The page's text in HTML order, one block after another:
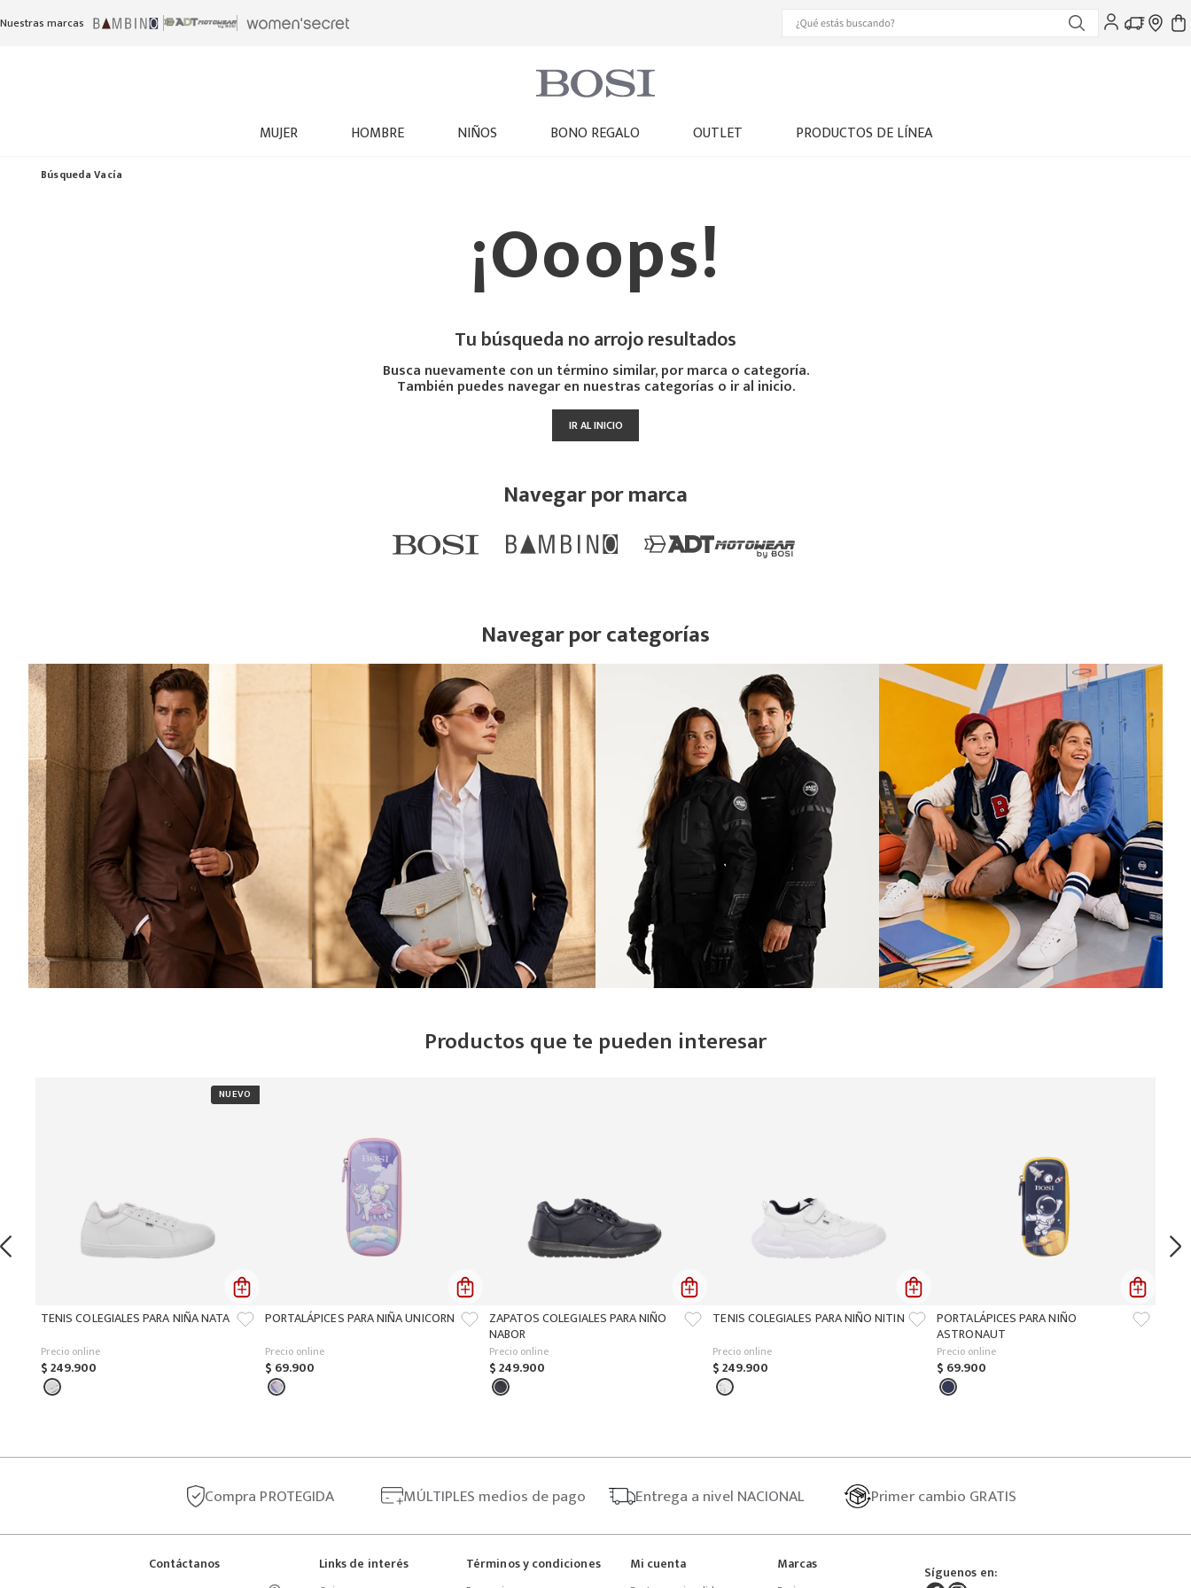
Nuestras marcas
MUJER HOMBRE NIÑOS BONO REGALO OUTLET PRODUCTOS DE LÍNEA
Búsqueda Vacía
¡Ooops!
Tu búsqueda no arrojo resultados
Busca nuevamente con un término similar, por marca o categoría.
También puedes navegar en nuestras categorías o ir al inicio.
IR AL INICIO
Navegar por marca
Navegar por categorías
Productos que te pueden interesar
TENIS COLEGIALES PARA NIÑA NATA
Precio online
$249.900
PORTALÁPICES PARA NIÑA UNICORN
Precio online
$ 69.900
ZAPATOS COLEGIALES PARA NIÑO
NABOR
Precio online
$249.900
TENIS COLEGIALES PARA NIÑO NITIN
Precio online
$249.900
PORTALÁPICES PARA NIÑO
ASTRONAUT
Precio online
$ 69.900
Compra PROTEGIDA MÚLTIPLES medios de pago Entrega a nivel NACIONAL Primercambio GRATIS
Contáctanos
Links de interés Términos y condiciones Mi cuenta Marcas Síguenos en: